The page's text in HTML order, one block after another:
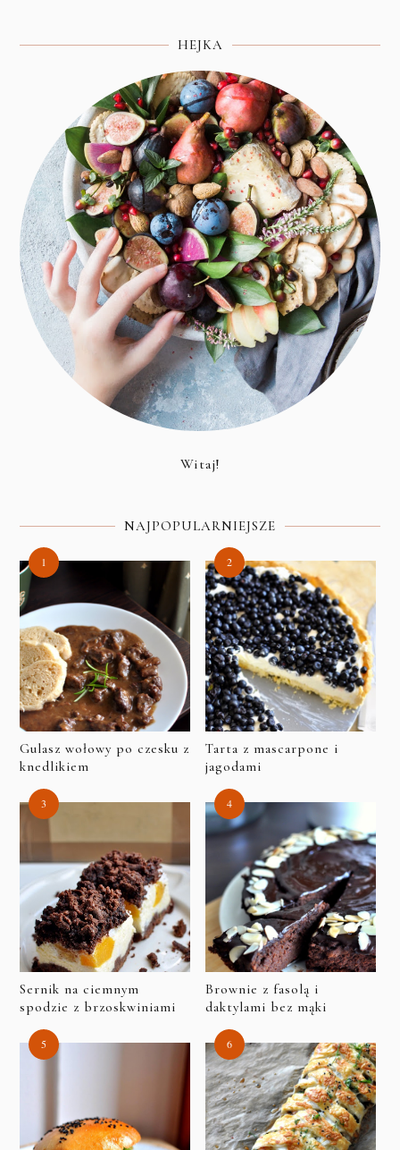
HEJKA
Witaj!
NAJPOPULARNIEJSZE
Gulasz wołowy po czesku z
knedlikiem
Tarta z mascarpone i
jagodami
Sernik na ciemnym
spodzie z brzoskwiniami
Brownie z fasolą i
daktylami bez mąki